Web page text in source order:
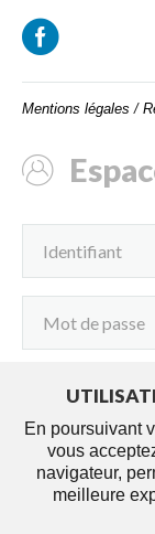
Mentions légales /
En poursuivant
vous
navigateur,
meilleure